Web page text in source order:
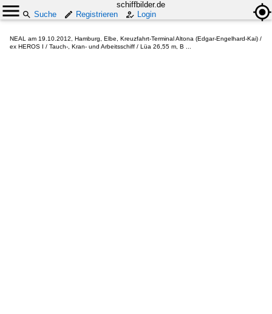
schiffbilder.de
Suche
Registrieren Login
NEAL am 19.10.2012, Hamburg, Elbe, Kreuzfahrt-Terminal Altona (Edgar-Engelhard-Kai) /
ex HEROS I / Tauch-, Kran- und Arbeitsschiff / Lüa 26,55 m, B ...